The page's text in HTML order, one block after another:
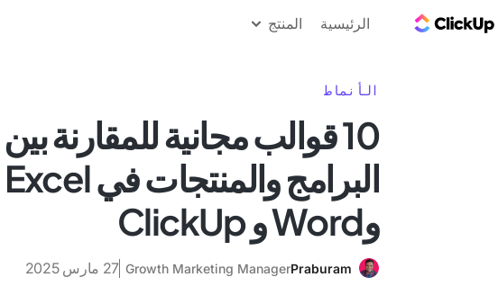
الرئيسية المنتج
الأنماط
10 قوالب مجانية للمقارنة بين
البرامج والمنتجات في Excel
وWord و ClickUp
Praburam
Growth Marketing Manager 27 مارس 2025